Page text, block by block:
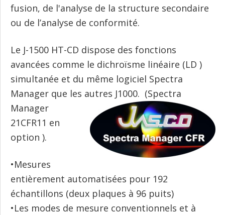
fusion, de l'analyse de la structure secondaire
ou de l’analyse de conformité.
Le J-1500 HT-CD dispose des fonctions
avancées comme le dichroïsme linéaire (LD )
simultanée et du même logiciel Spectra
Manager que les autres J1000. (Spectra
Manager
21CFR11 en
option ).
•Mesures
entièrement automatisées pour 192
échantillons (deux plaques à 96 puits)
•Les modes de mesure conventionnels et à